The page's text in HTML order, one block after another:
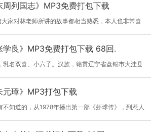
列国志》MP3免费打包下载
家对林老师所讲的故事都相当熟悉，本人也非常喜
学良》MP3免费打包下载 68回.
乳名双喜、小六子。汉族，籍贯辽宁省盘锦市大洼县
璋》MP3打包下载
知道的，从1978年播出第一部《虾球传》，到惹人